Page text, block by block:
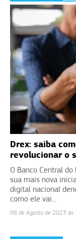
Drex: saiba
revolucionar o
O Banco Central
sua mais nova
digital nacional
como ele vai...
08 de Agosto de 2023 às